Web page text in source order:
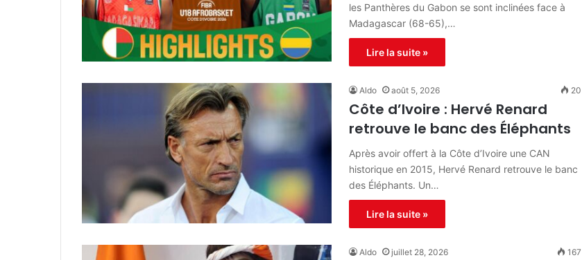
les Panthères du Gabon se sont inclinées face à
Madagascar (68-65),…
Lire la suite »
Aldo août 5, 2026 20
Côte d’Ivoire : Hervé Renard
retrouve le banc des Éléphants
Après avoir offert à la Côte d’Ivoire une CAN
historique en 2015, Hervé Renard retrouve le banc
des Éléphants. Un…
Lire la suite »
Aldo juillet 28, 2026 167